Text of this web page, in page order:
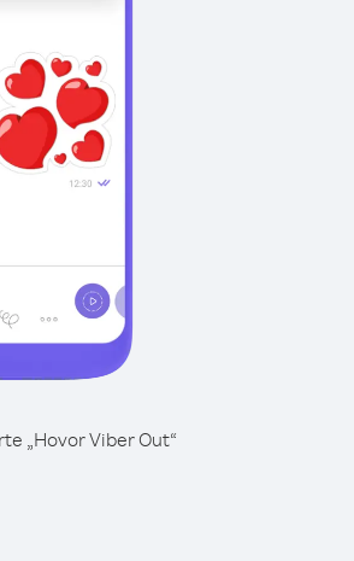
„Hovor Viber Out“